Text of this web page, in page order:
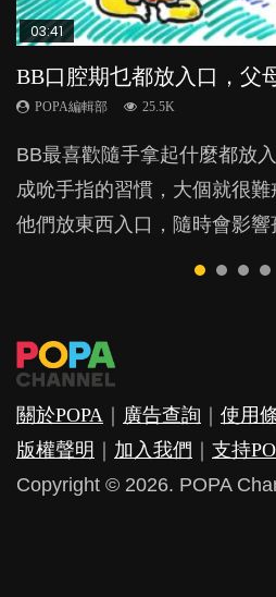
03:41
BB口腔期乜都放入口，父
POPA編輯部 25.5K
BB最喜歡隨手拿起什麼都放
成吮手指的習慣，大個就很
他們放東西入口，隨時會影
03:59
稱讚孩子品格，培育善良
POPA編輯部 39.7K
除了望子成龍，有很多父母都
有品德的善良人，那麼到底
用？想像一下，如果你的小朋
04:28
管教｜唔打得，唔罵得，
POPA編輯部 36.2K
很多家長期望以time-out「暫
令他失控的情境隔離，從而
法，卻隱藏著危機，隨時令
03:39
忽視情感需要，後果可大
POPA編輯部 20.9K
很多媽媽都會花很多時間跟
好好陪伴他，不過也有部分
在旁邊就夠。事實真的如此？
03:33
【動畫】兩個因素，決定
POPA編輯部 40.9K
很多父母都會覺得教養上的鬆
想放手讓孩子自由地做自己
成放縱。持有這種看法的人一
關於POPA 廣告查詢 使用
版權聲明
加入我們
支持
Copyright © 2026. POPA